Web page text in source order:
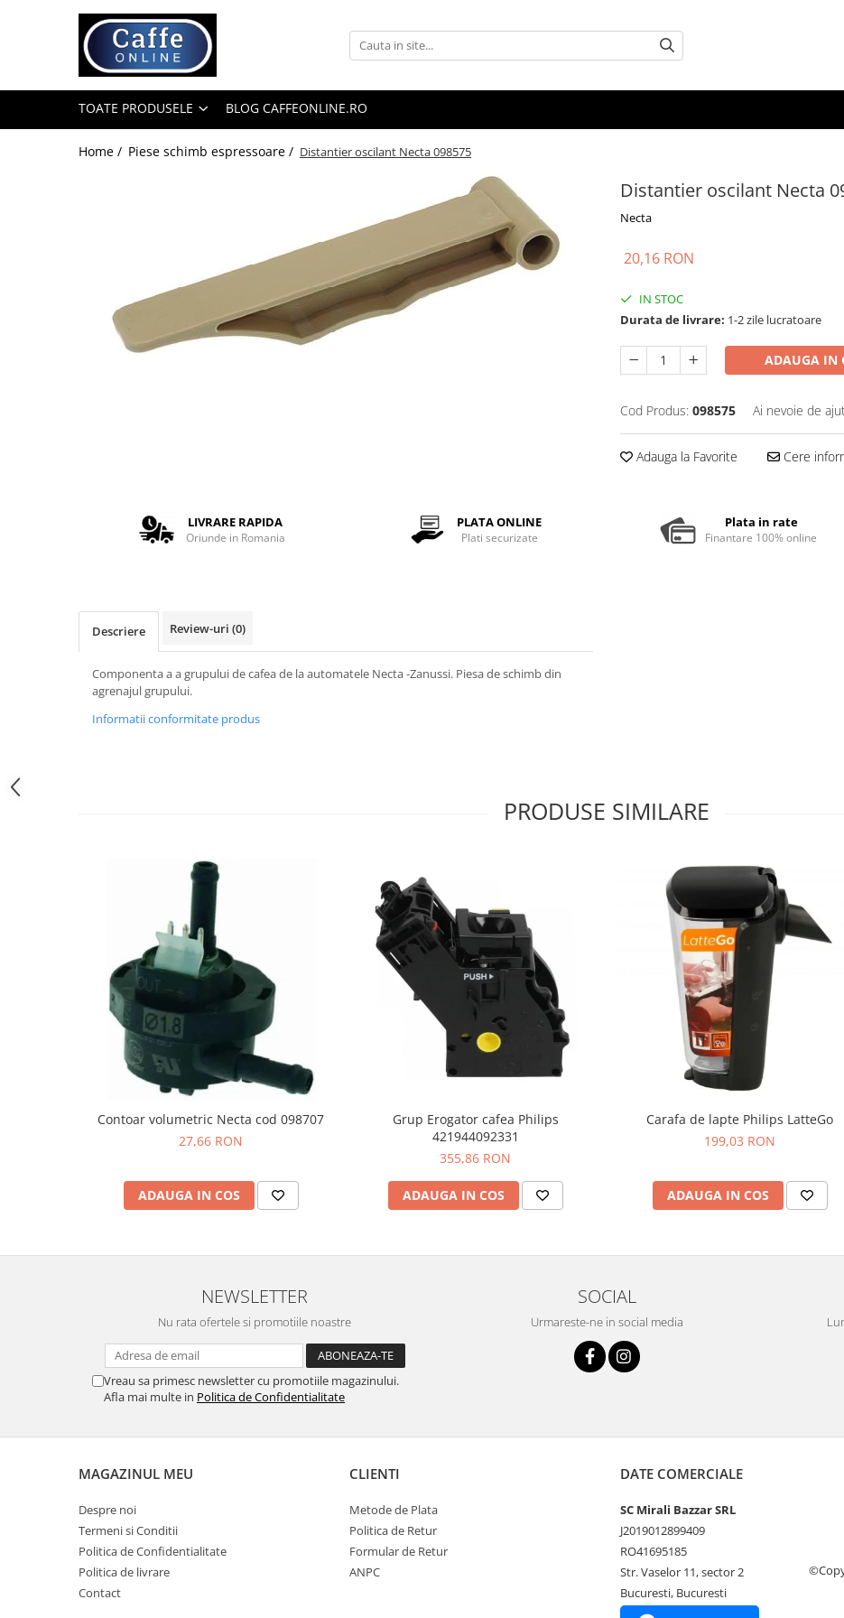
Toate Produsele
Capsule Cafea
Cappucino instant
Ciocolata calda
Lapte instant
Pliculete Zahar si Miere
Aparate SH
TOATE PRODUSELE BLOG CAFFEONLINE.RO
Home / Piese schimb espressoare / Distantier oscilant Necta 098575
Distantier oscilant Necta
Necta
20,16 RON
IN STOC
Durata de livrare: 1-2 zile lucratoare
ADAUGA IN
Cod Produs: 098575 Ai nevoie de
Adauga la Favorite Cere
LIVRARE RAPIDA
Oriunde in Romania
PLATA ONLINE
Plati securizate
Plata in rate
Finantare 100% online
Descriere Review-uri (0)
Componenta a a grupului de cafea de la automatele Necta -Zanussi. Piesa de schimb din
agrenajul grupului.
Informatii conformitate produs
PRODUSE SIMILARE
Contoar volumetric Necta cod 098707
27,66 RON
ADAUGA IN COS
Grup Erogator cafea Philips
421944092331
355,86 RON
ADAUGA IN COS
Carafa de lapte Philips LatteGo
199,03 RON
ADAUGA IN COS
NEWSLETTER
Nu rata ofertele si promotiile noastre
Vreau sa primesc newsletter cu promotiile magazinului.
Afla mai multe in Politica de Confidentialitate
SOCIAL
Urmareste-ne in social media
MAGAZINUL MEU
Despre noi
Termeni si Conditii
Politica de Confidentialitate
Politica de livrare
Contact
CLIENTI
Metode de Plata
Politica de Retur
Formular de Retur
ANPC
DATE COMERCIALE
SC Mirali Bazzar SRL
J2019012899409
RO41695185
Str. Vaselor 11, sector 2
Bucuresti, Bucuresti